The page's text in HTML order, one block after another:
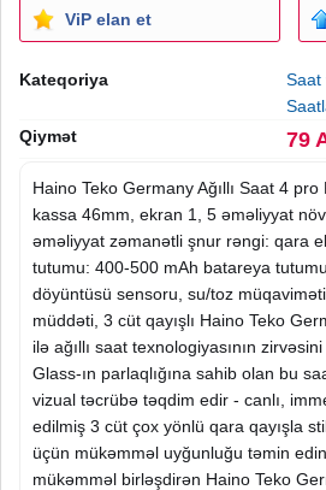
ViP elan et
Kateqoriya
Saat
Qiymət
79
Haino Teko Germany Ağıllı Saat 4 pro
kassa 46mm, ekran 1, 5 əməliyyat
əməliyyat zəmanətli şnur rəngi: qara
tutumu: 400-500 mAh batareya
döyüntüsü sensoru, su/toz
müddəti, 3 cüt qayışlı Haino Teko
ilə ağıllı saat texnologiyasının
Glass-ın parlaqlığına sahib olan bu
vizual təcrübə təqdim edir - canlı,
edilmiş 3 cüt çox yönlü qara qayışla
üçün mükəmməl uyğunluğu təmin
mükəmməl birləşdirən Haino Teko